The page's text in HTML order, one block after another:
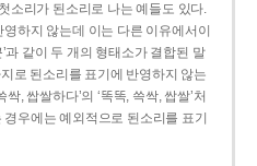
소리가 된소리로 나는 예들도 있다.
하지 않는데 이는 다른 이유에서이
’과 같이 두 개의 형태소가 결합된 말
로 된소리를 표기에 반영하지 않는
, 쌉쌀하다’의 ‘똑똑, 쓱싹, 쌉쌀’처
우에는 예외적으로 된소리를 표기